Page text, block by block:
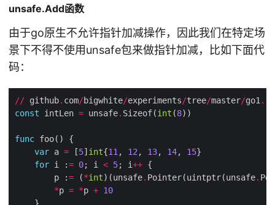
unsafe.Add函数
由于go原生不允许指针加减操作，因此我们在特定场
景下不得不使用unsafe包来做指针加减，比如下面代
码：
// github. com/bigwhite/experiments/tree/master/go1. 17
const intLen = unsafe. Sizeof(int (8
func
var a = [5] int{11, 12, 13, 14, 15
for i := 0; i < 5; i++
        p :
= (*int)(unsafe. Pointer(uintptr(unsafe.
*p = *p + 10